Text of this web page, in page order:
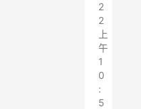
2
2
上
午
1
0
:
5